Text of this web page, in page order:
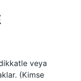
veya
(Kimse